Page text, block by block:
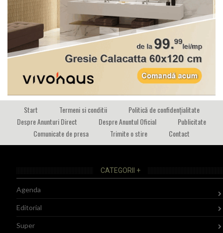
Start Termeni si conditii
Politică de confidențialitate
Despre Anunturi Direct
Despre Anuntul Oficial
Publicitate
Comunicate de presa
Trimite o stire Contact
CATEGORII +
Agenda
Editorial
Super